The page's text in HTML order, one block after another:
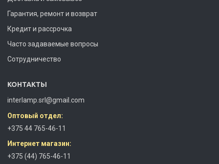
Гарантия, ремонт и возврат
Кредит и рассрочка
Часто задаваемые вопросы
Сотрудничество
КОНТАКТЫ
interlamp.srl@gmail.com
Оптовый отдел:
+375 44 765-46-11
Интернет магазин:
+375 (44) 765-46-11